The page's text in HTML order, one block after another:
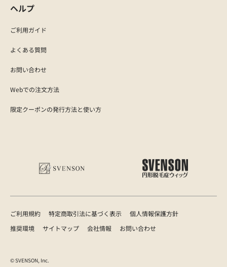
ヘルプ
ご利用ガイド
よくある質問
お問い合わせ
Webでの注文方法
限定クーポンの発行方法と使い方
ご利用規約 特定商取引法に基づく表示
個人情報保護方針
推奨環境
サイトマップ 会社情報 お問い合わせ
© SVENSON, Inc.